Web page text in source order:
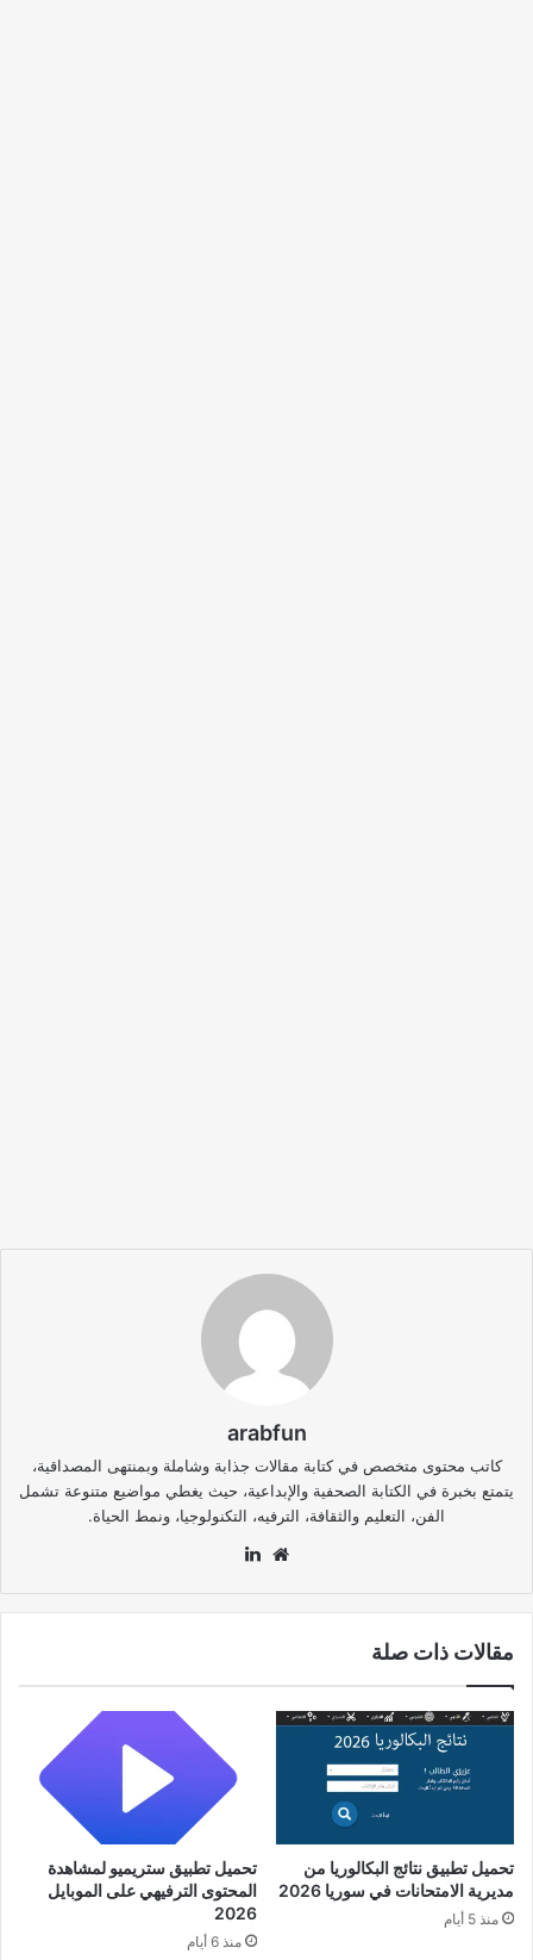
arabfun
كاتب محتوى متخصص في كتابة مقالات جذابة وشاملة وبمنتهى المصداقية،
يتمتع بخبرة في الكتابة الصحفية والإبداعية، حيث يغطي مواضيع متنوعة تشمل
الفن، التعليم والثقافة، الترفيه، التكنولوجيا، ونمط الحياة.
موقع
مقالات ذات صلة
تحميل تطبيق نتائج البكالوريا من
مديرية الامتحانات في سوريا 2026
منذ 5 أيام
تحميل تطبيق ستريميو لمشاهدة
المحتوى الترفيهي على الموبايل
2026
منذ 6 أيام